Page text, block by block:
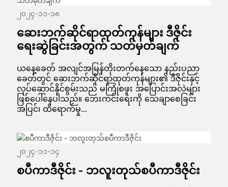
၂၀၂၄-၁၁-၁၈
ဆေးဘက်ဆိုင်ရာထုတ်ကုန်များ ဒီဇိုင်း
ရေးဆွဲခြင်းအတွက် သတ်မှတ်ချက်
ယနေ့ခေတ် အလျင်အမြန်တိုးတက်နေသော နည်းပညာ
ခေတ်တွင် ဆေးဘက်ဆိုင်ရာထုတ်ကုန်များ၏ ဒီဇိုင်းနှင့်
လုပ်ဆောင်နိုင်စွမ်းသည် မကြုံစဖူး အပြောင်းအလဲများ
ဖြစ်ပေါ်နေပါသည်။ ဘေးကင်းရေးကို သေချာစေခြင်း
အပြင်၊ ထိရောက်မှု...
၂၀၂၄-၁၁-၁၄
စပီကာဒီဇိုင်း - ဘလူးတုသ်စပီကာဒီဇိုင်း